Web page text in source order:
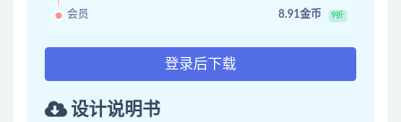
会员 8.91金币 9折
登录后下载
设计说明书